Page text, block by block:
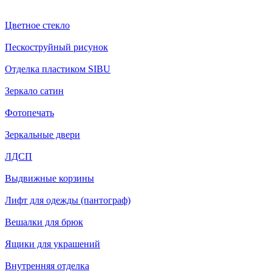
Цветное стекло
Пескоструйный рисунок
Отделка пластиком SIBU
Зеркало сатин
Фотопечать
Зеркальные двери
ЛДСП
Выдвижные корзины
Лифт для одежды (пантограф)
Вешалки для брюк
Ящики для украшений
Внутренняя отделка